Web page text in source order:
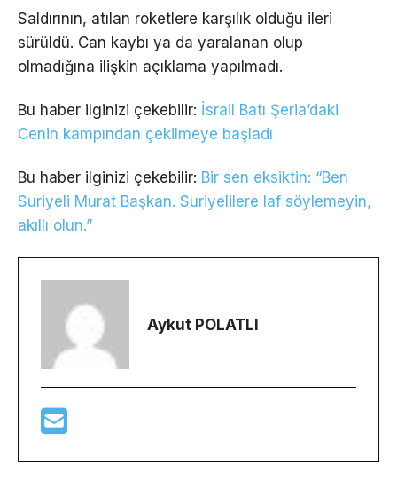
Saldırının, atılan roketlere karşılık olduğu ileri
sürüldü. Can kaybı ya da yaralanan olup
olmadığına ilişkin açıklama yapılmadı.
Bu haber ilginizi çekebilir: İsrail Batı Şeria’daki
Cenin kampından çekilmeye başladı
Bu haber ilginizi çekebilir: Bir sen eksiktin: “Ben
Suriyeli Murat Başkan. Suriyelilere laf söylemeyin,
akıllı olun.”
Aykut POLATLI